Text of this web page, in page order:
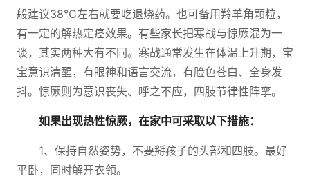
般建议38℃左右就要吃退烧药。也可备用羚羊角颗粒，
有一定的解热定痉效果。有些家长把寒战与惊厥混为一
谈，其实两种大有不同。寒战通常发生在体温上升期，宝
宝意识清醒，有眼神和语言交流，有脸色苍白、全身发
抖。惊厥则为意识丧失、呼之不应，四肢节律性阵挛。
如果出现热性惊厥，在家中可采取以下措施：
1、保持自然姿势，不要掰孩子的头部和四肢。最好
平卧，同时解开衣领。